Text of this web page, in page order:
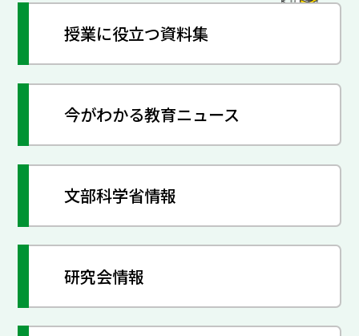
授業に役立つ資料集
今がわかる教育ニュース
文部科学省情報
研究会情報